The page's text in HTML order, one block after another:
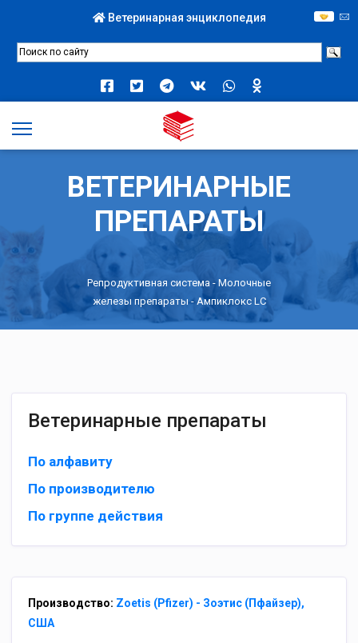
Ветеринарная энциклопедия
ВЕТЕРИНАРНЫЕ
ПРЕПАРАТЫ
Репродуктивная система - Молочные
железы препараты- Ампиклокс LC
Ветеринарные препараты
По алфавиту
По производителю
По группе действия
Производство: Zoetis (Pfizer) - Зоэтис (Пфайзер),
США